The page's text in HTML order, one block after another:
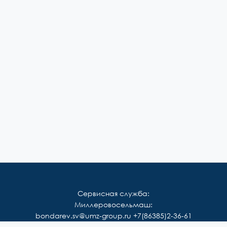
Сервисная служба:
Миллеровосельмаш:
bondarev.sv@umz-group.ru +7(86385)2-36-61